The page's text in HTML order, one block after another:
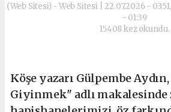
(Web Sitesi) - Web Sitesi | 22.07.2026 -
- 01:39
15408 kez okundu.
Köşe yazarı Gülpembe
Giyinmek" adlı